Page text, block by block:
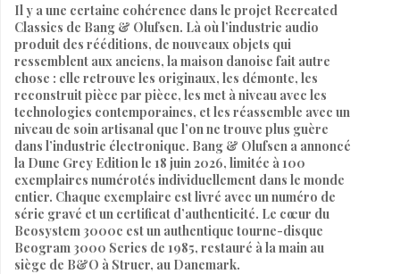
Il y a une certaine cohérence dans le projet Recreated
Classics de Bang & Olufsen. Là où l’industrie audio
produit des rééditions, de nouveaux objets qui
ressemblent aux anciens, la maison danoise fait autre
chose : elle retrouve les originaux, les démonte, les
reconstruit pièce par pièce, les met à niveau avec les
technologies contemporaines, et les réassemble avec un
niveau de soin artisanal que l’on ne trouve plus guère
dans l’industrie électronique. Bang & Olufsen a annoncé
la Dune Grey Edition le 18 juin 2026, limitée à 100
exemplaires numérotés individuellement dans le monde
entier. Chaque exemplaire est livré avec un numéro de
série gravé et un certificat d’authenticité. Le cœur du
Beosystem 3000c est un authentique tourne-disque
Beogram 3000 Series de 1985, restauré à la main au
siège de B&O à Struer, au Danemark.